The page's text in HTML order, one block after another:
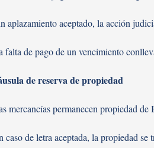
aplazamiento aceptado, la acción
falta de pago de un vencimiento
de reserva de propiedad
mercancías permanecen propiedad
caso de letra aceptada, la propiedad